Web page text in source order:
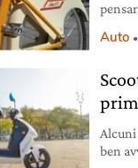
non
Auto
ben